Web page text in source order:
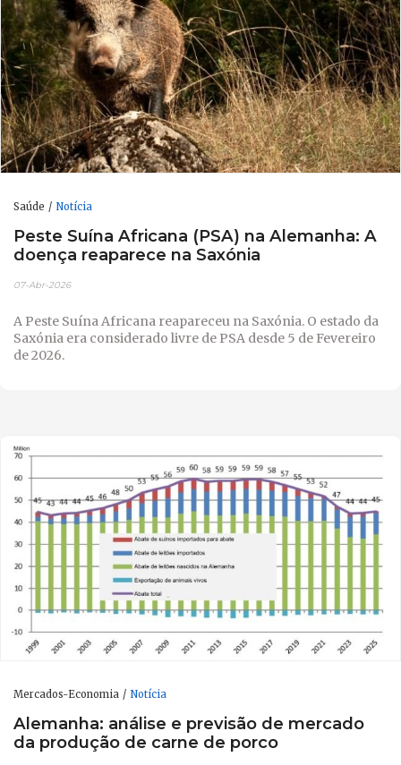
Saúde Notícia
Peste Suína Africana (PSA) na Alemanha: A
doença reaparece na Saxónia
07-Abr-2026
A Peste Suína Africana reapareceu na Saxónia. O estado da
Saxónia era considerado livre de PSA desde 5 de Fevereiro
de 2026.
Mercados-Economia Notícia
Alemanha: análise e previsão de mercado
da produção de carne de porco